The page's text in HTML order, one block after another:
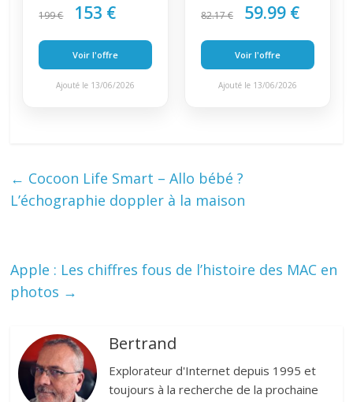
199 € 153 €
Voir l'offre
Ajouté le 13/06/2026
82.17 € 59.99 €
Voir l'offre
Ajouté le 13/06/2026
← Cocoon Life Smart – Allo bébé ?
L’échographie doppler à la maison
Apple : Les chiffres fous de l’histoire des MAC en
photos →
Bertrand
Explorateur d'Internet depuis 1995 et
toujours à la recherche de la prochaine